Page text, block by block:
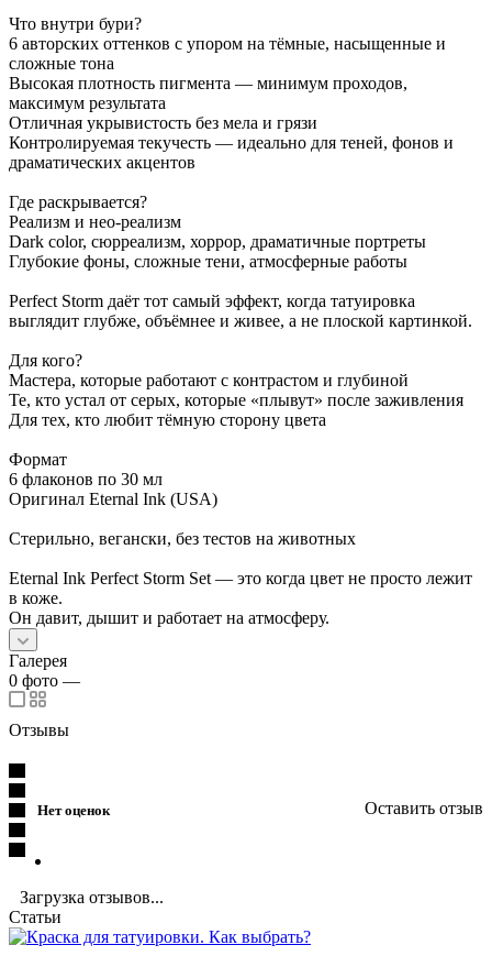
Что внутри бури?
6 авторских оттенков с упором на тёмные, насыщенные и
сложные тона
Высокая плотность пигмента — минимум проходов,
максимум результата
Отличная укрывистость без мела и грязи
Контролируемая текучесть — идеально для теней, фонов и
драматических акцентов
Где раскрывается?
Реализм и нео-реализм
Dark color, сюрреализм, хоррор, драматичные портреты
Глубокие фоны, сложные тени, атмосферные работы
Perfect Storm даёт тот самый эффект, когда татуировка
выглядит глубже, объёмнее и живее, а не плоской картинкой.
Для кого?
Мастера, которые работают с контрастом и глубиной
Те, кто устал от серых, которые «плывут» после заживления
Для тех, кто любит тёмную сторону цвета
Формат
6 флаконов по 30 мл
Оригинал Eternal Ink (USA)
Стерильно, вегански, без тестов на животных
Eternal Ink Perfect Storm Set — это когда цвет не просто лежит
в коже.
Он давит, дышит и работает на атмосферу.
Галерея
0 фото —
Отзывы
Нет оценок Оставить отзыв
Загрузка отзывов...
Статьи